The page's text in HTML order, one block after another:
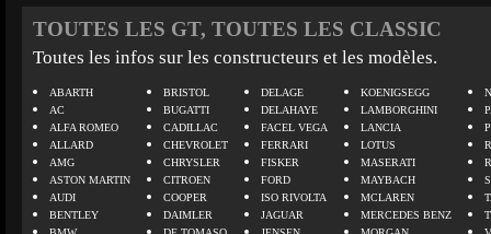
TOUTES LES GT, TOUTES LES CLASSIC
Toutes les infos sur les constructeurs et les modèles.
ABARTH
AC
ALFA ROMEO
ALLARD
AMG
ASTON MARTIN
AUDI
BENTLEY
BRISTOL
BUGATTI
CADILLAC
CHEVROLET
CHRYSLER
CITROEN
COOPER
DAIMLER
DELAGE
DELAHAYE
FACEL VEGA
FERRARI
FISKER
FORD
ISO RIVOLTA
JAGUAR
KOENIGSEGG
LAMBORGHINI
LANCIA
LOTUS
MASERATI
MAYBACH
MCLAREN
MERCEDES BENZ